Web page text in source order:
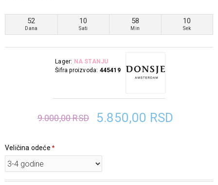
52
Dana
10
Sati
58
Min
10
Sek
5.850,00 RSD
9.000,00 RSD
Lager: NA STANJU
Šifra proizvoda: 445419
Veličina odeće